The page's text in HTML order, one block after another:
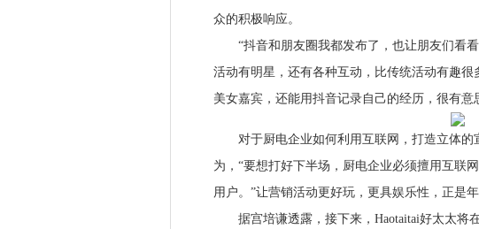
众的积极响应。
“抖音和朋友圈我都发布了，也让朋友们看看
活动有明星，还有各种互动，比传统活动有趣
美女嘉宾，还能用抖音记录自己的经历，很有意
对于厨电企业如何利用互联网，打造立体的
为，“要想打好下半场，厨电企业必须擅用互联
用户。”让营销活动更好玩，更具娱乐性，正是
据宫培谦透露，接下来，Haotaitai好太太将